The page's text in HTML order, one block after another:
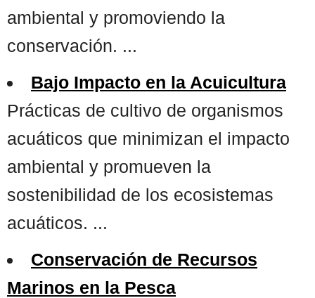
ambiental y promoviendo la
conservación. ...
Bajo Impacto en la Acuicultura
Prácticas de cultivo de organismos
acuáticos que minimizan el impacto
ambiental y promueven la
sostenibilidad de los ecosistemas
acuáticos. ...
Conservación de Recursos
Marinos en la Pesca